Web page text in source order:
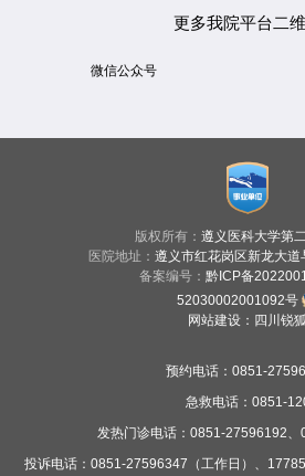
更多我院平台二
微信公众号
版权所有： 遵义医科大学第
医院地址： 遵义市红花岗区新龙大道
备案编号： 黔ICP备
52030002001092号
网站建设 ： 四川锐狐
预约电话：0851-
急救电话：0851-
发热门诊电话：0851-27596192
投诉电话：0851-27596347（工作日）、